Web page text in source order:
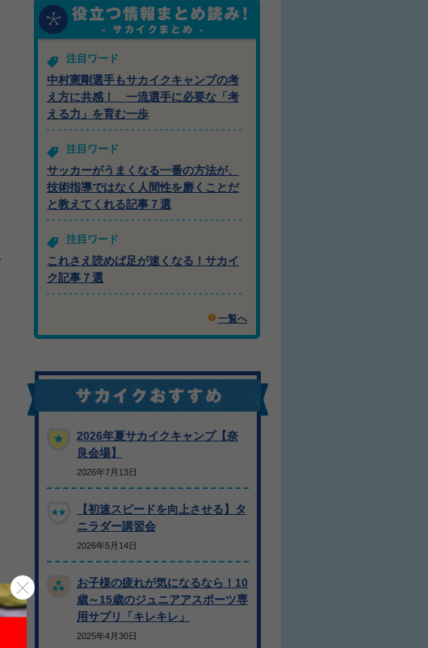
注目ワード
中村憲剛選手もサカイクキャンプの考
え方に共感！ 一流選手に必要な「考
える力」を育む一歩
注目ワード
サッカーがうまくなる一番の方法が、
技術指導ではなく人間性を磨くことだ
と教えてくれる記事７選
注目ワード
これさえ読めば足が速くなる！サカイ
ク記事７選
一覧へ
2026年夏サカイクキャンプ【奈
良会場】
2026年7月13日
【初速スピードを向上させる】タ
ニラダー講習会
2026年5月14日
お子様の疲れが気になるなら！10
歳～15歳のジュニアアスポーツ専
用サプリ「キレキレ」
2025年4月30日